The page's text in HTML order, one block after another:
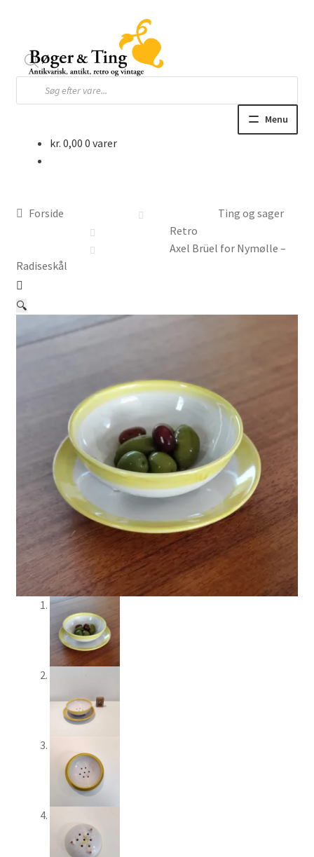
navigation
indhold
Products
search
Menu
Børnebøger
Ting
Jul og temaer
kr. 0,00 0 varer
Forside
Ting og sager
Retro
Axel Brüel for Nymølle –
Radiseskål
🔍